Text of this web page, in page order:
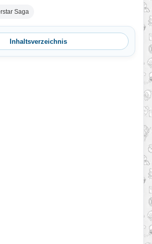
Saga
Inhaltsverzeichnis